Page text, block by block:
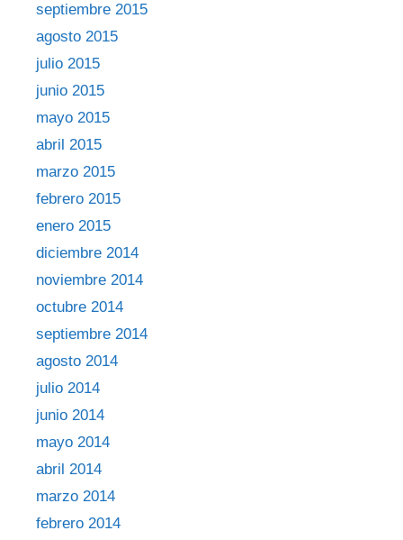
septiembre 2015
agosto 2015
julio 2015
junio 2015
mayo 2015
abril 2015
marzo 2015
febrero 2015
enero 2015
diciembre 2014
noviembre 2014
octubre 2014
septiembre 2014
agosto 2014
julio 2014
junio 2014
mayo 2014
abril 2014
marzo 2014
febrero 2014